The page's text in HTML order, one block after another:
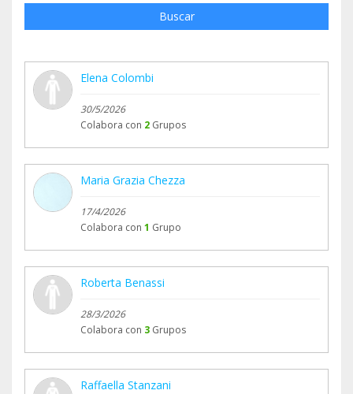
Buscar
Elena Colombi
30/5/2026
Colabora con 2 Grupos
Maria Grazia Chezza
17/4/2026
Colabora con 1 Grupo
Roberta Benassi
28/3/2026
Colabora con 3 Grupos
Raffaella Stanzani